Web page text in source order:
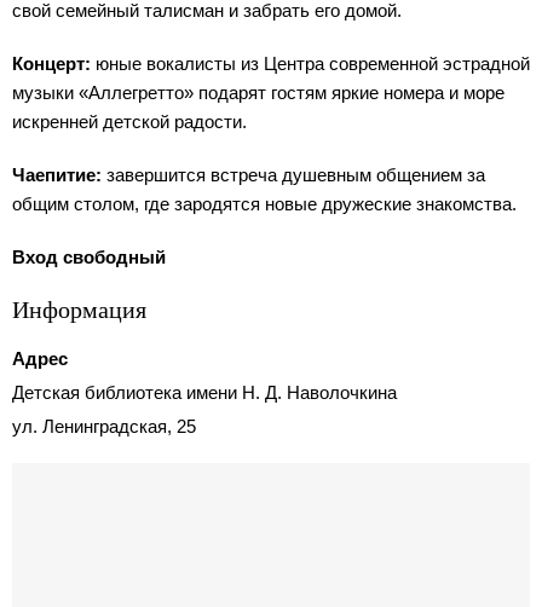
свой семейный талисман и забрать его домой.
Концерт: юные вокалисты из Центра современной эстрадной
музыки «Аллегретто» подарят гостям яркие номера и море
искренней детской радости.
Чаепитие: завершится встреча душевным общением за
общим столом, где зародятся новые дружеские знакомства.
Вход свободный
Информация
Адрес
Детская библиотека имени Н. Д. Наволочкина
ул. Ленинградская, 25